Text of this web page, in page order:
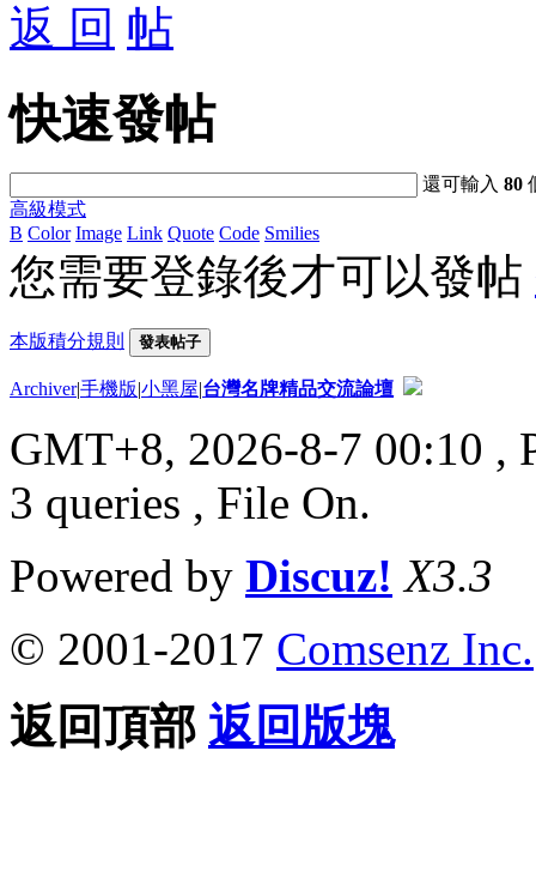
返 回
快速發帖
還可輸入80
高級模式
B Color Image Link Quote Code Smilies
您需要登錄後才可以發帖
本版積分規則 發表帖子
Archiver|手機版|小黑屋|台灣名牌精品交流論壇
GMT+8, 2026-8-7 00:10 ,
3 queries , File On.
Powered by Discuz! X3.3
© 2001-2017 Comsenz Inc.
返回頂部 返回版塊